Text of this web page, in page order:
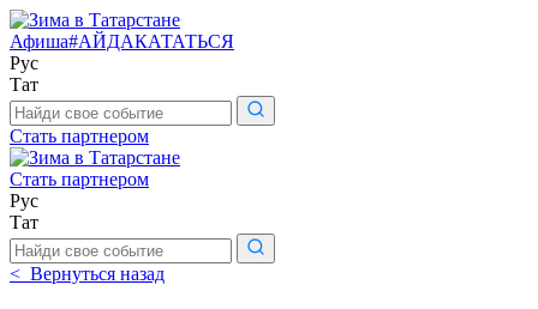
Афиша#АЙДАКАТАТЬСЯ
Рус
Тат
Поиск
по
сайту
Стать партнером
Стать партнером
Рус
Тат
Поиск
по
сайту
< Вернуться назад